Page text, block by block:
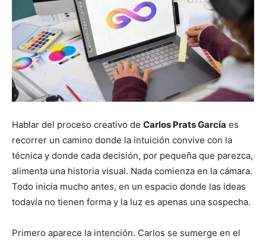
Hablar del proceso creativo de Carlos Prats García es
recorrer un camino donde la intuición convive con la
técnica y donde cada decisión, por pequeña que parezca,
alimenta una historia visual. Nada comienza en la cámara.
Todo inicia mucho antes, en un espacio donde las ideas
todavía no tienen forma y la luz es apenas una sospecha.
Primero aparece la intención. Carlos se sumerge en el